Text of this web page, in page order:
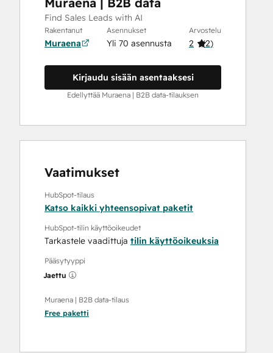
Find Sales Leads with AI
Rakentanut
Muraena
Asennukset
Yli 70 asennusta
Arvostelu
2 (2)
Kirjaudu sisään asentaaksesi
Edellyttää Muraena | B2B data-tilauksen
Vaatimukset
HubSpot-tilaus
Katso kaikki yhteensopivat paketit
HubSpot-tilin käyttöoikeudet
Tarkastele vaadittuja tilin käyttöoikeuksia
Pääsytyyppi
Jaettu
Muraena | B2B data-tilaus
Free paketti